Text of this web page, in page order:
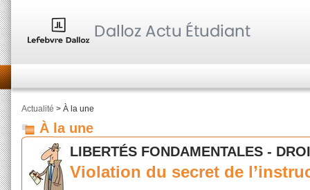
Actualité > À la une
À la une
LIBERTÉS FONDAMENTALES -
Violation du secret de